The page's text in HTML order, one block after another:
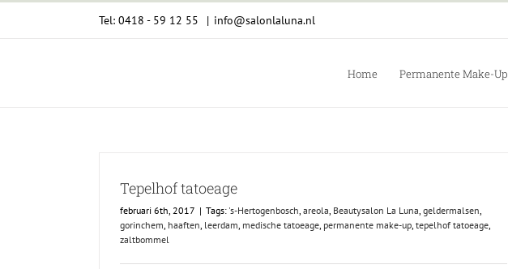
Tel: 0418 - 59 12 55 | info@salonlaluna.nl
Home Permanente Make-Up
Tepelhof tatoeage
februari 6th, 2017 | Tags: 's-Hertogenbosch, areola, Beautysalon La Luna, geldermalsen,
gorinchem, haaften, leerdam, medische tatoeage, permanente make-up, tepelhof tatoeage,
zaltbommel